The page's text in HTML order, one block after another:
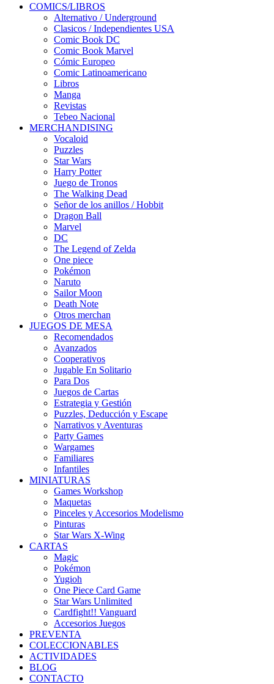
COMICS/LIBROS
Alternativo / Underground
Clasicos / Independientes USA
Comic Book DC
Comic Book Marvel
Cómic Europeo
Comic Latinoamericano
Libros
Manga
Revistas
Tebeo Nacional
MERCHANDISING
Vocaloid
Puzzles
Star Wars
Harry Potter
Juego de Tronos
The Walking Dead
Señor de los anillos / Hobbit
Dragon Ball
Marvel
DC
The Legend of Zelda
One piece
Pokémon
Naruto
Sailor Moon
Death Note
Otros merchan
JUEGOS DE MESA
Recomendados
Avanzados
Cooperativos
Jugable En Solitario
Para Dos
Juegos de Cartas
Estrategia y Gestión
Puzzles, Deducción y Escape
Narrativos y Aventuras
Party Games
Wargames
Familiares
Infantiles
MINIATURAS
Games Workshop
Maquetas
Pinceles y Accesorios Modelismo
Pinturas
Star Wars X-Wing
CARTAS
Magic
Pokémon
Yugioh
One Piece Card Game
Star Wars Unlimited
Cardfight!! Vanguard
Accesorios Juegos
PREVENTA
COLECCIONABLES
ACTIVIDADES
BLOG
CONTACTO